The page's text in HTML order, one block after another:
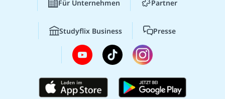
Für Unternehmen Partner
Studyflix Business Presse